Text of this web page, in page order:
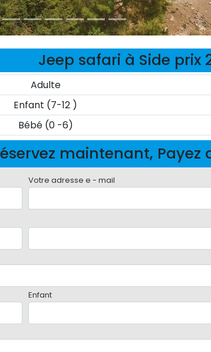
Jeep safari à Side prix
Adulte
Enfant (7-12 )
Bébé (0 -6)
maintenant, Payez
Votre adresse e - mail
Enfant